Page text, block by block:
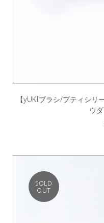
【yUKIブラシ/プティシ
ウ
SOLD
OUT